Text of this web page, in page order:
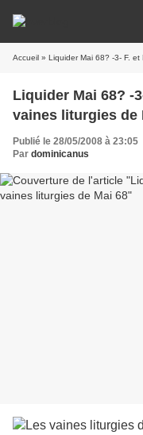
Accueil » Liquider Mai 68? -3- F. et
Liquider Mai 68? -
vaines liturgies de
Publié le 28/05/2008 à 23:05
Par dominicanus